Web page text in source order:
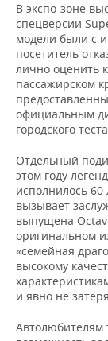
В экспо-зоне
спецверсии
модели были с
посетитель
лично оценить
пассажирском
официальным
городского
Отдельный
этом году
исполнилось 60
вызывает
выпущена
оригинальном
«семейная
высокому
и явно не
Автолюбителям